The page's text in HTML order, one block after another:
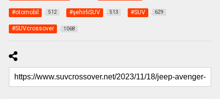
#otomobil 512 #şehirliSUV 513 #SUV 629
#SUVcrossover 1068